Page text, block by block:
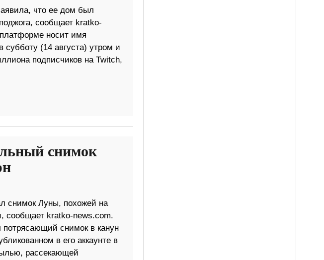
что ее дом был
сообщает kratko-
носит имя
субботу (14 августа) утром и
подписчиков на Twitch,
снимок
снимок Луны, похожей на
сообщает kratko-news.com.
снимок в канун
в его аккаунте в
рассекающей